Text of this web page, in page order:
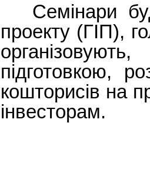
Семінари
проекту (ГІП),
підготовкою,
кошторисів на
інвесторам.